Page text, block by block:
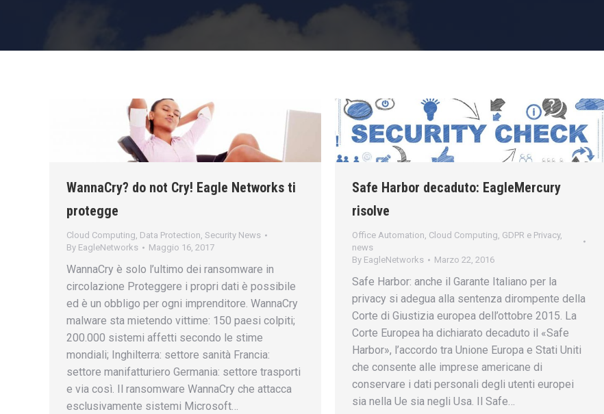
WannaCry? do not Cry! Eagle Networks ti
protegge
Cloud Computing, Data Protection, Security News
By EagleNetworks Maggio 16, 2017
WannaCry è solo l’ultimo dei ransomware in
circolazione Proteggere i propri dati è possibile
ed è un obbligo per ogni imprenditore. WannaCry
malware sta mietendo vittime: 150 paesi colpiti;
200.000 sistemi affetti secondo le stime
mondiali; Inghilterra: settore sanità Francia:
settore manifatturiero Germania: settore trasporti
e via così. Il ransomware WannaCry che attacca
esclusivamente sistemi Microsoft…
Safe Harbor decaduto: EagleMercury
risolve
Office Automation, Cloud Computing, GDPR e Privacy,
news
By EagleNetworks Marzo 22, 2016
Safe Harbor: anche il Garante Italiano per la
privacy si adegua alla sentenza dirompente della
Corte di Giustizia europea dell’ottobre 2015. La
Corte Europea ha dichiarato decaduto il «Safe
Harbor», l’accordo tra Unione Europa e Stati Uniti
che consente alle imprese americane di
conservare i dati personali degli utenti europei
sia nella Ue sia negli Usa. Il Safe…